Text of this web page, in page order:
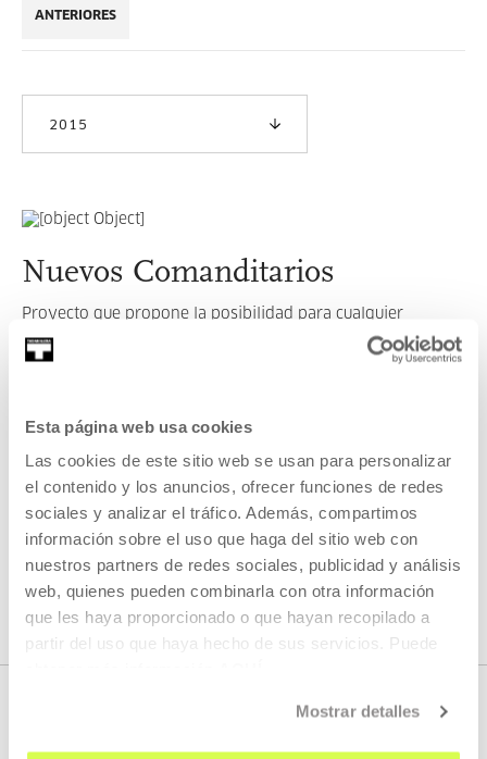
Esta página web usa cookies
Las cookies de este sitio web se usan para personalizar
el contenido y los anuncios, ofrecer funciones de redes
sociales y analizar el tráfico. Además, compartimos
información sobre el uso que haga del sitio web con
nuestros partners de redes sociales, publicidad y análisis
web, quienes pueden combinarla con otra información
que les haya proporcionado o que hayan recopilado a
partir del uso que haya hecho de sus servicios. Puede
Mostrar detalles
ANTERIORES
2015
Nuevos Comanditarios
Proyecto que propone la posibilidad para cualquier
persona de participar en la realización de un proyecto
artístico que responda a una necesidad social, en
LEER MÁS
VER TODOS LOS ARTISTAS Y CREADORES/AS